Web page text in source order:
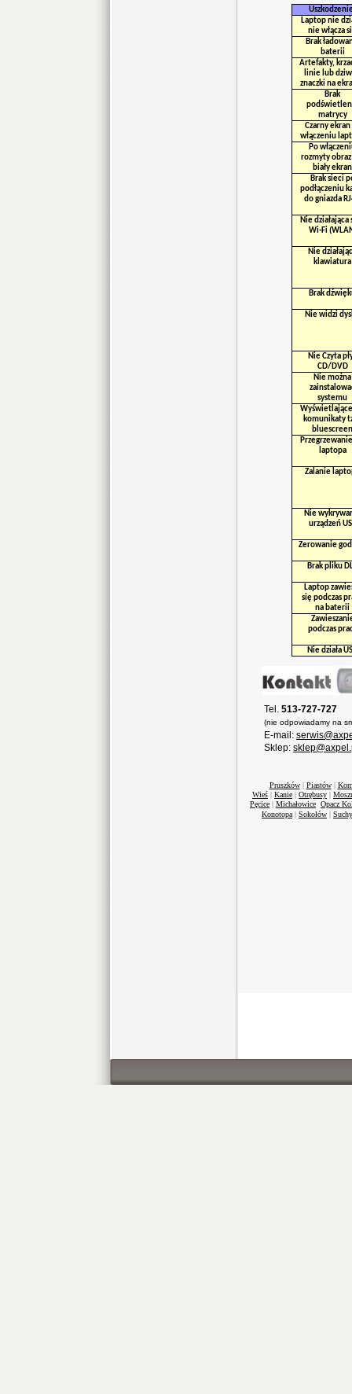
Laptop nie
nie włącza
Brak
baterii
Artefakty,
linie lub
znaczki na
Brak
matrycy
Czarny ekran
włączeniu
Po
rozmyty
biały ekran
Brak sieci
podłączeniu
do gniazda
Nie działająca
Wi-Fi
Nie
klawiatura
Brak
Nie widzi
Nie Czyta
CD/DVD
Nie można
systemu
komunikaty
bluescreen
laptopa
Zalanie
Nie
urządzeń
Zerowanie
Brak pliku
Laptop
się podczas
na baterii
podczas
Nie działa
Tel. 513-727-727
(nie odpowiadamy na
E-mail:
Sklep:
Pruszków| Piastów|
Wieś | Kanie | Otrębusy |
Pęcice | Michałowice Opacz
Konotopa | Sokołów |